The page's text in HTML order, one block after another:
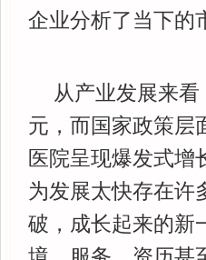
企业分析了当下的
从产业发展来
元，而国家政策层
医院呈现爆发式增
为发展太快存在许
破，成长起来的新